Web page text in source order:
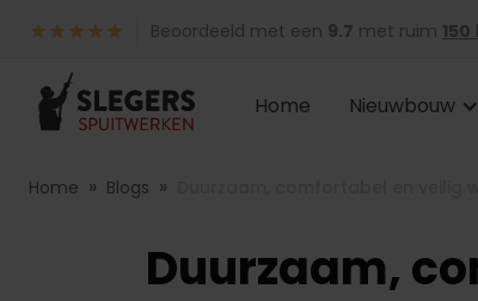
Beoordeeld met een 9.7 met ruim 150
Home Nieuwbouw
Home » Blogs »
Duurzaam,